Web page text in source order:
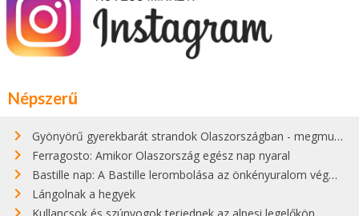
Népszerű
Gyönyörű gyerekbarát strandok Olaszországban - megmutatjuk a 15 legjobbat
Ferragosto: Amikor Olaszország egész nap nyaral
Bastille nap: A Bastille lerombolása az önkényuralom végét jelentette
Lángolnak a hegyek